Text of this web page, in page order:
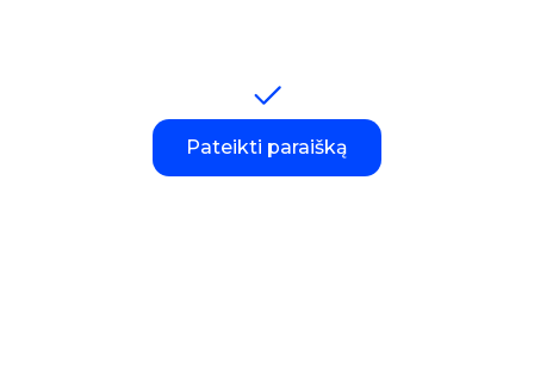
Pateikti paraišką